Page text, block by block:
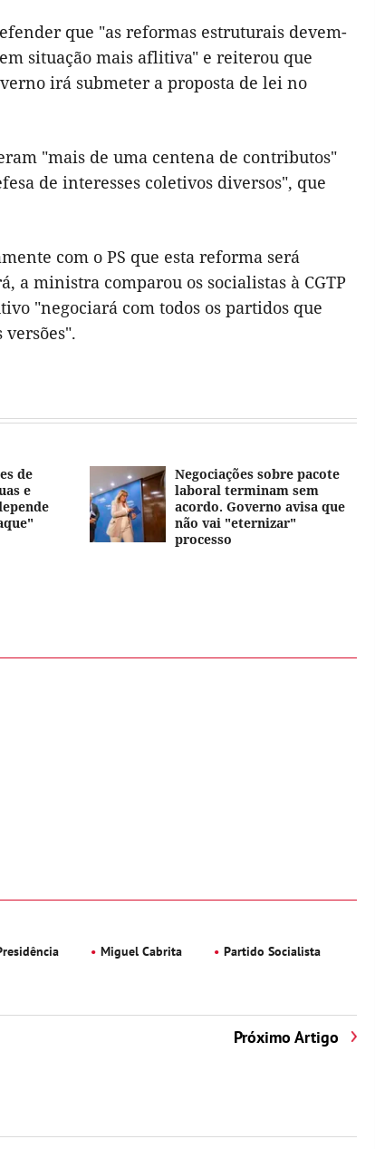
que "as reformas estruturais devem-
situação mais aflitiva" e reiterou que
irá submeter a proposta de lei no
"mais de uma centena de contributos"
de interesses coletivos diversos", que
com o PS que esta reforma será
a ministra comparou os socialistas à CGTP
"negociará com todos os partidos que
de
e
Negociações sobre pacote
laboral terminam sem
acordo. Governo avisa que
não vai "eternizar"
processo
Miguel Cabrita
Partido Socialista
Próximo Artigo